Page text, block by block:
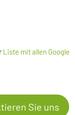
Liste mit allen Google
Sie uns